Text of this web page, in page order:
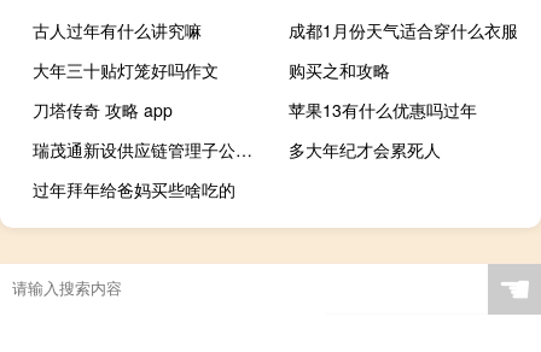
古人过年有什么讲究嘛
成都1月份天气适合穿什么衣服
大年三十贴灯笼好吗作文
购买之和攻略
刀塔传奇 攻略 app
苹果13有什么优惠吗过年
瑞茂通新设供应链管理子公司 注册资本2亿元
多大年纪才会累死人
过年拜年给爸妈买些啥吃的
☚